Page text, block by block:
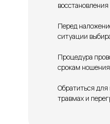
Перед
ситуации
Процедура
срокам
Обратиться
травмах и